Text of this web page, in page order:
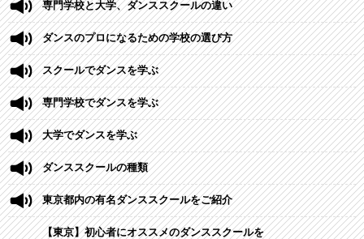
専門学校と大学、ダンススクールの違い
ダンスのプロになるための学校の選び方
スクールでダンスを学ぶ
専門学校でダンスを学ぶ
大学でダンスを学ぶ
ダンススクールの種類
東京都内の有名ダンススクールをご紹介
【東京】初心者にオススメのダンススクールを